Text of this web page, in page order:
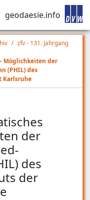
geodaesie.info
zfv - 131. Jahrgang
Möglichkeiten der
(PHIL) des
Karlsruhe
der
des
der